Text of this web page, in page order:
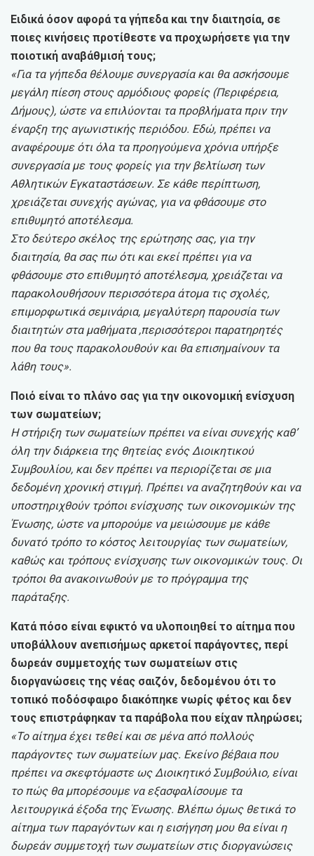
Ειδικά όσον αφορά τα γήπεδα και την διαιτησία, σε
ποιες κινήσεις προτίθεστε να προχωρήσετε για την
ποιοτική αναβάθμισή τους;
«Για τα γήπεδα θέλουμε συνεργασία και θα ασκήσουμε
μεγάλη πίεση στους αρμόδιους φορείς (Περιφέρεια,
Δήμους), ώστε να επιλύονται τα προβλήματα πριν την
έναρξη της αγωνιστικής περιόδου. Εδώ, πρέπει να
αναφέρουμε ότι όλα τα προηγούμενα χρόνια υπήρξε
συνεργασία με τους φορείς για την βελτίωση των
Αθλητικών Εγκαταστάσεων. Σε κάθε περίπτωση,
χρειάζεται συνεχής αγώνας, για να φθάσουμε στο
επιθυμητό αποτέλεσμα.
Στο δεύτερο σκέλος της ερώτησης σας, για την
διαιτησία, θα σας πω ότι και εκεί πρέπει για να
φθάσουμε στο επιθυμητό αποτέλεσμα, χρειάζεται να
παρακολουθήσουν περισσότερα άτομα τις σχολές,
επιμορφωτικά σεμινάρια, μεγαλύτερη παρουσία των
διαιτητών στα μαθήματα ,περισσότεροι παρατηρητές
που θα τους παρακολουθούν και θα επισημαίνουν τα
λάθη τους».
Ποιό είναι το πλάνο σας για την οικονομική ενίσχυση
των σωματείων;
Η στήριξη των σωματείων πρέπει να είναι συνεχής καθ’
όλη την διάρκεια της θητείας ενός Διοικητικού
Συμβουλίου, και δεν πρέπει να περιορίζεται σε μια
δεδομένη χρονική στιγμή. Πρέπει να αναζητηθούν και να
υποστηριχθούν τρόποι ενίσχυσης των οικονομικών της
Ένωσης, ώστε να μπορούμε να μειώσουμε με κάθε
δυνατό τρόπο το κόστος λειτουργίας των σωματείων,
καθώς και τρόπους ενίσχυσης των οικονομικών τους. Οι
τρόποι θα ανακοινωθούν με το πρόγραμμα της
παράταξης.
Κατά πόσο είναι εφικτό να υλοποιηθεί το αίτημα που
υποβάλλουν ανεπισήμως αρκετοί παράγοντες, περί
δωρεάν συμμετοχής των σωματείων στις
διοργανώσεις της νέας σαιζόν, δεδομένου ότι το
τοπικό ποδόσφαιρο διακόπηκε νωρίς φέτος και δεν
τους επιστράφηκαν τα παράβολα που είχαν πληρώσει;
«Το αίτημα έχει τεθεί και σε μένα από πολλούς
παράγοντες των σωματείων μας. Εκείνο βέβαια που
πρέπει να σκεφτόμαστε ως Διοικητικό Συμβούλιο, είναι
το πώς θα μπορέσουμε να εξασφαλίσουμε τα
λειτουργικά έξοδα της Ένωσης. Βλέπω όμως θετικά το
αίτημα των παραγόντων και η εισήγηση μου θα είναι η
δωρεάν συμμετοχή των σωματείων στις διοργανώσεις